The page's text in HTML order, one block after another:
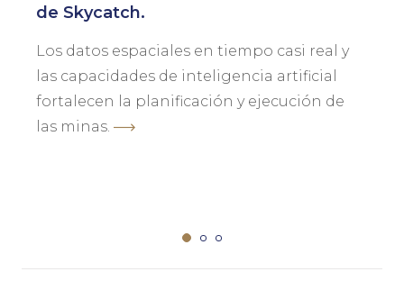
de Skycatch.
Los datos espaciales en tiempo casi real y
las capacidades de inteligencia artificial
fortalecen la planificación y ejecución de
las minas.